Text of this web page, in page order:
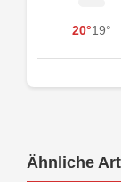
20°19°
Ähnliche